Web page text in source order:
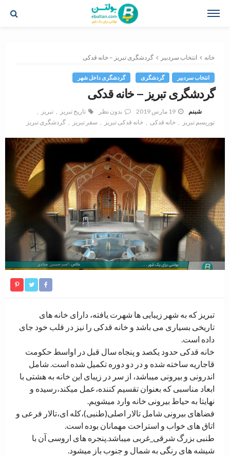
خانه انتخاب سردبیر گردشگری تبریز – خانه قدکی
انتخاب سردبیر گردشگری گردشگری داخل شهر
گردشگری تبریز – خانه قدکی
شبنم 19 مارس 2019 بدون نظر تاریخ تبریز
تبریز
توریسم تبریز
خانه قدکی خانه قدکی تبریز سفر تبریز گردشگری تبریز
تبریز که به شهر زیبایی ها شهرت یافته، دارای خانه های
تاریخی بسیاری می باشد و خانه قدکی را نیز در قلب خود جای
داده است.
خانه قدکی حدود یکصد و پنجاه سال قبل در اواسط حکومت
قاجاریه ساخته شده و در دو دوره تکمیل شده است. شامل
اندرونی و بیرونی میباشد، از سر در زیبای این خانه به هشتی با
ابعاد مناسبی که بعنوان تقسیم کننده،عمل میکند،رسیده و
نهایتا به حیاط بیرونی خانه وارد میشویم.
فضاهای بیرونی شامل تالار اصلی(طنبی)،کله ای،تالار فرعی و
اتاق های خواب و استراحت مهمانان بوده است.
طنبی بزرگ شرقی_غربی میباشد.پنجره های اروسی آن با
شیشه های رنگی به شمال و جنوب باز میشود.